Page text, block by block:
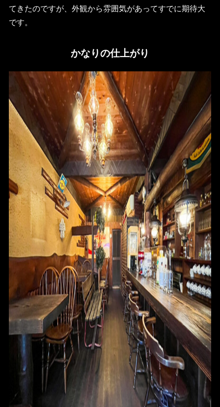
てきたのですが、外観から雰囲気があってすでに期待大
です。
かなりの仕上がり